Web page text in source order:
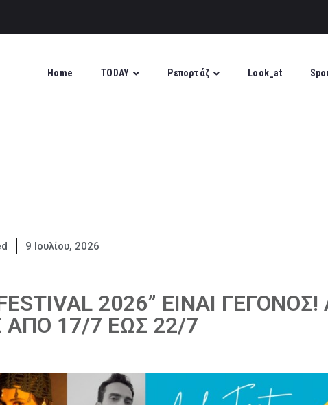
Home TODAY Ρεπορτάζ Look_at
9 Ιουλίου, 2026
2026” ΕΙΝΑΙ
17/7 ΕΩΣ 22/7